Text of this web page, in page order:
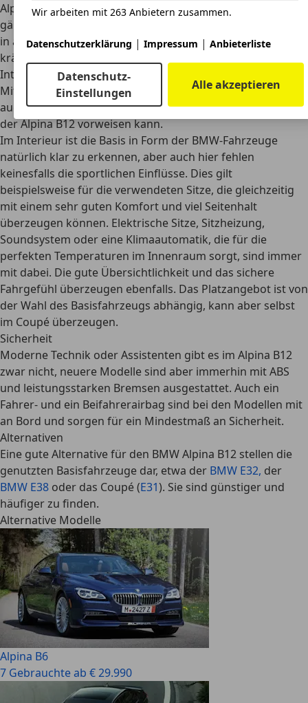
Alpina-Markenlog an der Front oder am Heck. Neben eher
gängigen Farben gibt es gerade das beliebte Coupé auch
in auffälligen Lackierungen, beispielsweise in einem
kräftigen Rot.
Interieur
Mit
bequemen Sportsitzen
, viel Platz im Innenraum und
auch der überragenden Qualität gibt es viele Vorteile, die
der Alpina B12 vorweisen kann.
Im Interieur ist die Basis in Form der BMW-Fahrzeuge
natürlich klar zu erkennen, aber auch hier fehlen
keinesfalls die sportlichen Einflüsse. Dies gilt
beispielsweise für die verwendeten Sitze, die gleichzeitig
mit einem sehr guten Komfort und viel Seitenhalt
überzeugen können. Elektrische Sitze, Sitzheizung,
Soundsystem oder eine Klimaautomatik, die für die
perfekten Temperaturen im Innenraum sorgt, sind immer
mit dabei. Die gute Übersichtlichkeit und das sichere
Fahrgefühl überzeugen ebenfalls. Das Platzangebot ist von
der Wahl des Basisfahrzeugs abhängig, kann aber selbst
im Coupé überzeugen.
Sicherheit
Moderne Technik oder Assistenten gibt es im Alpina B12
zwar nicht, neuere Modelle sind aber immerhin mitABS
und leistungsstarken Bremsen ausgestattet. Auch ein
Fahrer- und ein Beifahrerairbag sind bei den Modellen mit
an Bord und sorgen für ein Mindestmaß an Sicherheit.
Alternativen
Eine gute Alternative für den BMW Alpina B12 stellen die
genutzten Basisfahrzeuge dar, etwa der BMW E32, der
BMW E38 oder das Coupé (E31). Sie sind günstiger und
häufiger zu finden.
Alternative Modelle
Alpina B6
7 Gebrauchte ab € 29.990
Wir arbeiten mit 263 Anbietern zusammen.
Datenschutzerklärung | Impressum | Anbieterliste
Datenschutz-
Einstellungen
Alle akzeptieren